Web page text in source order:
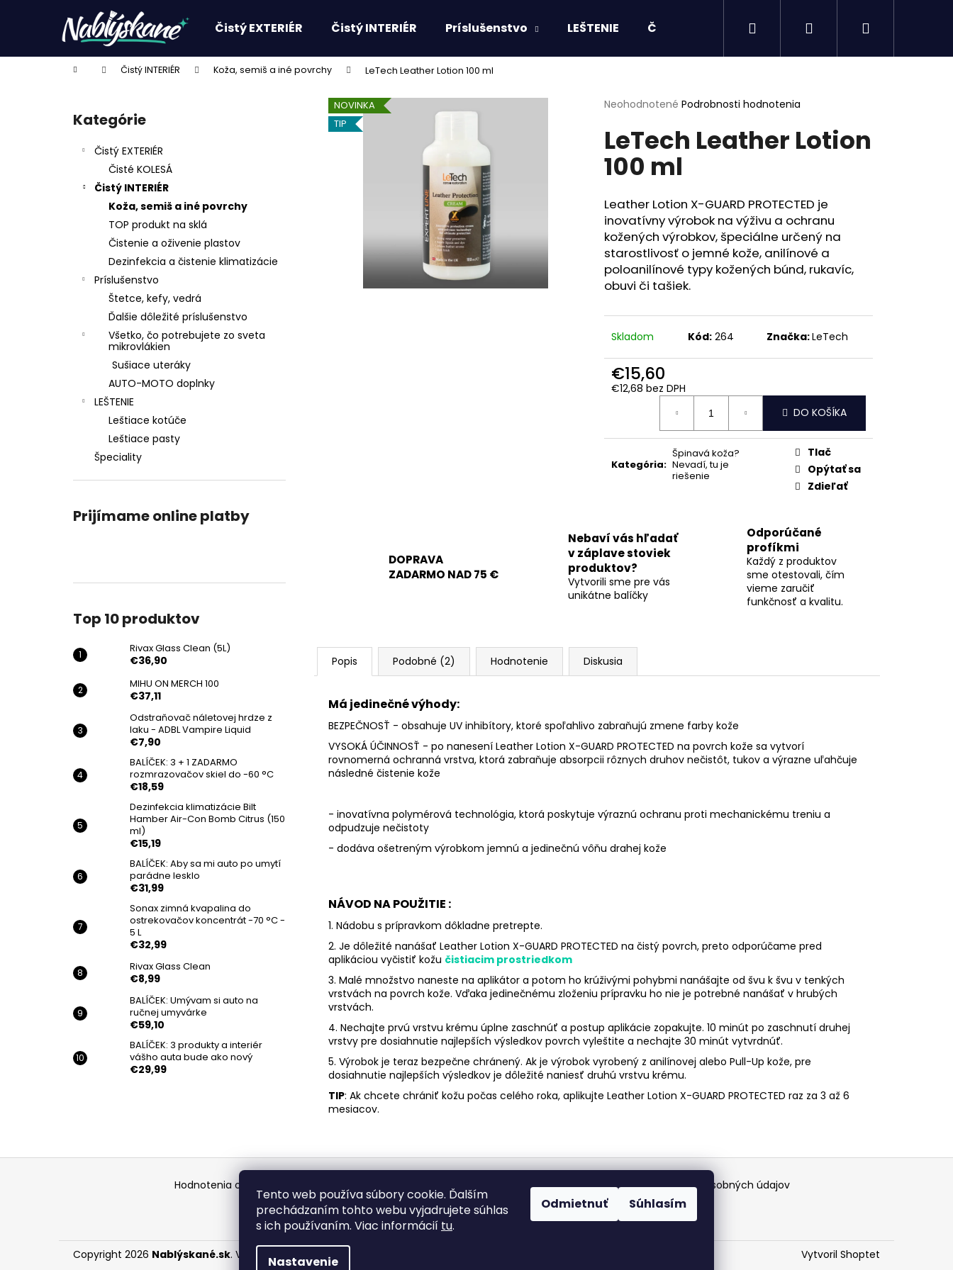
Tento web používa súbory cookie. Ďalším
prechádzaním tohto webu vyjadrujete súhlas
s ich používaním. Viac informácií tu.
Nastavenie
Odmietnuť Súhlasím
Čistý EXTERIÉR Čistý INTERIÉR Príslušenstvo LEŠTENIE Čisté KOLESÁ Hľadať Prihlásenie
Domov Čistý INTERIÉR Koža, semiš a iné povrchy LeTech Leather Lotion 100 ml
Preskočiť
kategórie
Kategórie
Čistý EXTERIÉR
Čisté KOLESÁ
Čistý INTERIÉR
Koža, semiš a iné povrchy
TOP produkt na sklá
Čistenie a oživenie plastov
Dezinfekcia a čistenie klimatizácie
Príslušenstvo
Štetce, kefy, vedrá
Ďalšie dôležité príslušenstvo
Všetko, čo potrebujete zo sveta
mikrovlákien
Sušiace uteráky
AUTO-MOTO doplnky
LEŠTENIE
Leštiace kotúče
Leštiace pasty
Špeciality
Prijímame online platby
Top 10 produktov
Rivax Glass Clean (5L)
€36,90
MIHU ON MERCH 100
€37,11
Odstraňovač náletovej hrdze z
laku - ADBL Vampire Liquid
€7,90
BALÍČEK: 3 + 1 ZADARMO
rozmrazovačov skiel do -60 °C
€18,59
Dezinfekcia klimatizácie Bilt
Hamber Air-Con Bomb Citrus (150
ml)
€15,19
BALÍČEK: Aby sa mi auto po umytí
parádne lesklo
€31,99
Sonax zimná kvapalina do
ostrekovačov koncentrát -70 °C -
5 L
€32,99
Rivax Glass Clean
€8,99
BALÍČEK: Umývam si auto na
ručnej umyvárke
€59,10
BALÍČEK: 3 produkty a interiér
vášho auta bude ako nový
€29,99
Priemerné
produktu
je
0,0
hviezdičiek.
Neohodnotené Podrobnosti hodnotenia
LeTech Leather Lotion
100 ml
Leather Lotion X-GUARD PROTECTED je
inovatívny výrobok na výživu a ochranu
kožených výrobkov, špeciálne určený na
starostlivosť o jemné kože, anilínové a
poloanilínové typy kožených búnd, rukavíc,
obuvi či tašiek.
Skladom Kód: 264 Značka:LeTech
€15,60
€12,68 bez DPH
Jednotková
DO KOŠÍKA
Kategória:
Špinavá koža?
Nevadí, tu je
riešenie
Tlač
Opýtať sa
Zdieľať
NOVINKA
TIP
DOPRAVA
ZADARMO NAD 75 €
Nebaví vás hľadať
v záplave stoviek
produktov?
Vytvorili sme pre vás
unikátne balíčky
Odporúčané
profíkmi
Každý z produktov
sme otestovali, čím
vieme zaručiť
funkčnosť a kvalitu.
Popis Podobné (2) Hodnotenie Diskusia
Má jedinečné výhody:
BEZPEČNOSŤ - obsahuje UV inhibítory, ktoré spoľahlivo zabraňujú zmene farby kože
VYSOKÁ ÚČINNOSŤ - po nanesení Leather Lotion X-GUARD PROTECTED na povrch kože sa vytvorí
rovnomerná ochranná vrstva, ktorá zabraňuje absorpcii rôznych druhov nečistôt, tukov a výrazne uľahčuje
následné čistenie kože
- inovatívna polymérová technológia, ktorá poskytuje výraznú ochranu proti mechanickému treniu a
odpudzuje nečistoty
- dodáva ošetreným výrobkom jemnú a jedinečnú vôňu drahej kože
NÁVOD NA POUŽITIE :
1. Nádobu s prípravkom dôkladne pretrepte.
2. Je dôležité nanášať Leather Lotion X-GUARD PROTECTED na čistý povrch, preto odporúčame pred
aplikáciou vyčistiť kožu čistiacim prostriedkom
3. Malé množstvo naneste na aplikátor a potom ho krúživými pohybmi nanášajte od švu k švu v tenkých
vrstvách na povrch kože. Vďaka jedinečnému zloženiu prípravku ho nie je potrebné nanášať v hrubých
vrstvách.
4. Nechajte prvú vrstvu krému úplne zaschnúť a postup aplikácie zopakujte. 10 minút po zaschnutí druhej
vrstvy pre dosiahnutie najlepších výsledkov povrch vyleštite a nechajte 30 minút vytvrdnúť.
5. Výrobok je teraz bezpečne chránený. Ak je výrobok vyrobený z anilínovej alebo Pull-Up kože, pre
dosiahnutie najlepších výsledkov je dôležité naniesť druhú vrstvu krému.
TIP: Ak chcete chrániť kožu počas celého roka, aplikujte Leather Lotion X-GUARD PROTECTED raz za 3 až 6
mesiacov.
í
Späť
do
Späť
do
Čo potrebujete nájsť?
Odporúčame
Nasledujúce
RIVAX GLASS CLEAN (5L)
€36,90
ODSTRAŇOVAČ NÁLETOVEJ HRDZE Z
LAKU - ADBL VAMPIRE LIQUID
Z
Hodnotenia obchodu Chcem sa objednať na detailing Obchodné podmienky Ochrana osobných údajov
Vytvoril Shoptet
Copyright 2026 Nablýskané.sk. Všetky práva vyhradené.